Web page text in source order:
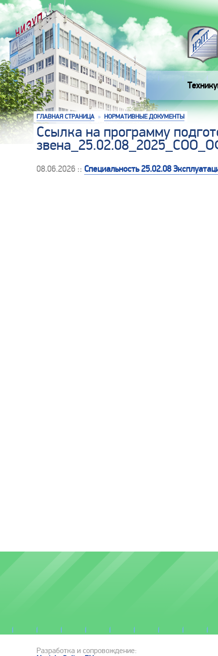
ГЛАВНАЯ СТРАНИЦА » НОРМАТИВНЫЕ ДОКУМЕНТЫ
Ссылка на программу
08.06.2026 :: Специальность 25.02.08
Разработка и сопровождение: